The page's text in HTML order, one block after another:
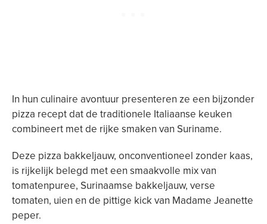
In hun culinaire avontuur presenteren ze een bijzonder
pizza recept dat de traditionele Italiaanse keuken
combineert met de rijke smaken van Suriname.
Deze pizza bakkeljauw, onconventioneel zonder kaas,
is rijkelijk belegd met een smaakvolle mix van
tomatenpuree, Surinaamse bakkeljauw, verse
tomaten, uien en de pittige kick van Madame Jeanette
peper.